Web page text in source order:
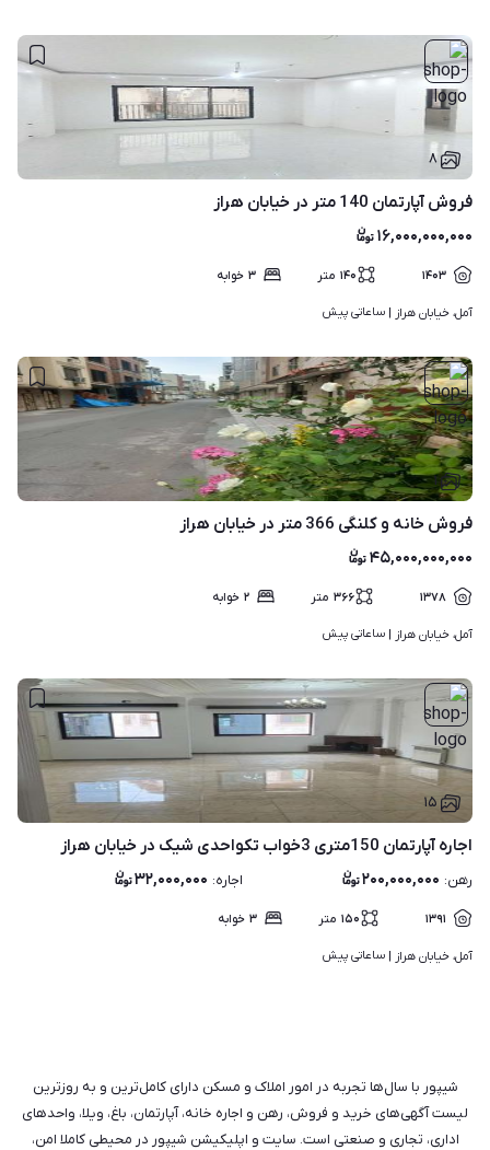
۸
فروش آپارتمان 140 متر در خیابان هراز
۱۶,۰۰۰,۰۰۰,۰۰۰
۱۴۰۳ ۱۴۰ متر ۳ خوابه
آمل، خیابان هراز | ساعاتی پیش
۱
فروش خانه و کلنگی 366 متر در خیابان هراز
۴۵,۰۰۰,۰۰۰,۰۰۰
۱۳۷۸ ۳۶۶ متر ۲ خوابه
آمل، خیابان هراز | ساعاتی پیش
۱۵
اجاره آپارتمان 150متری 3خواب تکواحدی شیک در خیابان هراز
رهن: ۲۰۰,۰۰۰,۰۰۰ اجاره: ۳۲,۰۰۰,۰۰۰
۱۳۹۱ ۱۵۰ متر ۳ خوابه
آمل، خیابان هراز | ساعاتی پیش
شیپور با سال‌ها تجربه در امور املاک و مسکن دارای کامل‌ترین و به روزترین
لیست آگهی‌های خرید و فروش، رهن و اجاره خانه، آپارتمان، باغ، ویلا، واحدهای
اداری، تجاری و صنعتی است. سایت و اپلیکیشن شیپور در محیطی کاملا امن،